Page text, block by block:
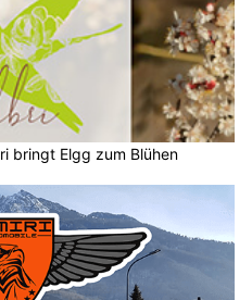
bringt Elgg zum Blühen